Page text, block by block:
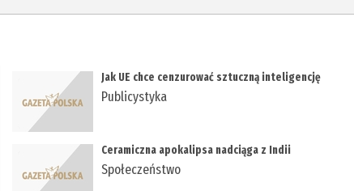
Jak UE chce cenzurować sztuczną inteligencję
Publicystyka
Ceramiczna apokalipsa nadciąga z Indii
Społeczeństwo